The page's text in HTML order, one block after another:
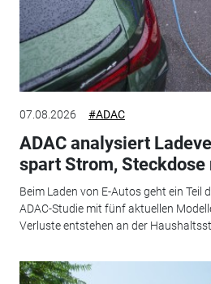
07.08.2026 #ADAC
ADAC analysiert
spart Strom, Steckdose
Beim Laden von E-Autos geht ein Teil
ADAC-Studie mit fünf aktuellen
Verluste entstehen an der